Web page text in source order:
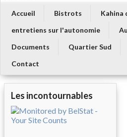
Accueil Bistrots
Kahina
entretiens sur l'autonomie
Documents
Quartier Sud
Contact
Les incontournables